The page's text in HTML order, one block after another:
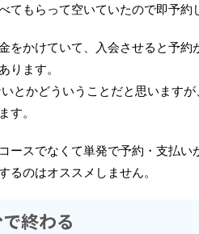
てもらって空いていたので即予約
をかけていて、入会させると予約
ります。
とかどういうことだと思います
す。
ースでなくて単発で予約・支払い
るのはオススメしません。
終わる